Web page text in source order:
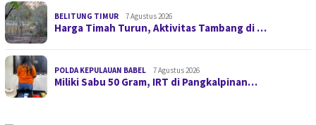
BELITUNG TIMUR 7 Agustus 2026
Harga Timah Turun, Aktivitas Tambang di …
POLDA KEPULAUAN BABEL 7 Agustus 2026
Miliki Sabu 50 Gram, IRT di Pangkalpinan…